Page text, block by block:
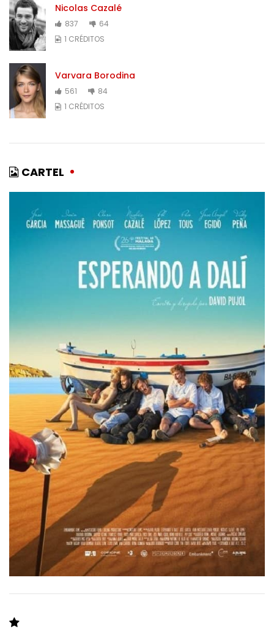
Nicolas Cazalé
837
64
1 CRÉDITOS
Varvara Borodina
561
84
1 CRÉDITOS
CARTEL